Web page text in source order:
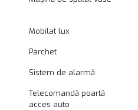
Mobilat lux
Parchet
Sistem de alarmă
Telecomandă poartă
acces auto